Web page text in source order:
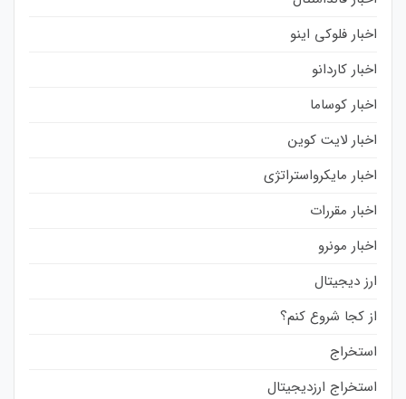
اخبار فلوکی اینو
اخبار کاردانو
اخبار کوساما
اخبار لایت کوین
اخبار مایکرواستراتژی
اخبار مقررات
اخبار مونرو
ارز دیجیتال
از کجا شروع کنم؟
استخراج
استخراج ارزدیجیتال